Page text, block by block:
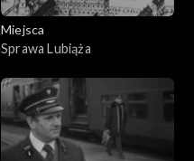
Miejsca
Sprawa Lubiąża